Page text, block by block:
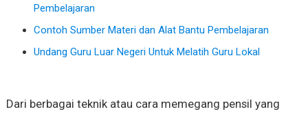
Pembelajaran
Contoh Sumber Materi dan Alat Bantu Pembelajaran
Undang Guru Luar Negeri Untuk Melatih Guru Lokal
Dari berbagai teknik atau cara memegang pensil yang